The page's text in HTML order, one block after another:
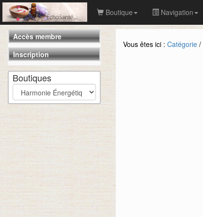
Boutique Navigation
Accès membre
Inscription
Boutiques
Vous êtes ici : Catégorie /